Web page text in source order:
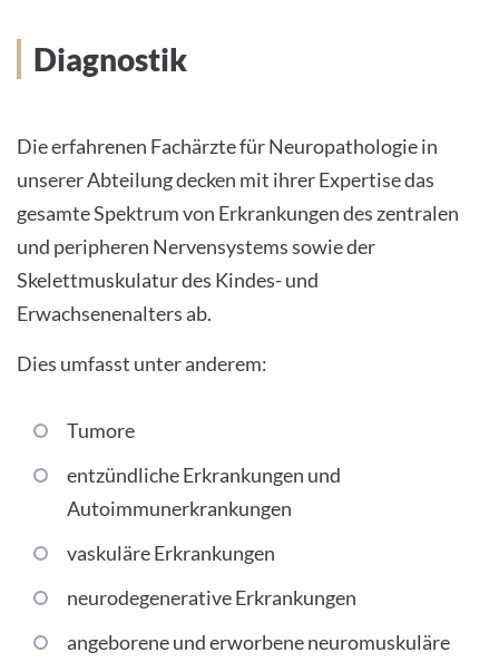
HOME
THE HOSPITAL
FACULTY OF MEDICINE
CONTACT
PRESS
Diagnostik
Die erfahrenen Fachärzte für Neuropathologie in
unserer Abteilung decken mit ihrer Expertise das
gesamte Spektrum von Erkrankungen des zentralen
und peripheren Nervensystems sowie der
Skelettmuskulatur des Kindes- und
Erwachsenenalters ab.
Dies umfasst unter anderem:
Tumore
entzündliche Erkrankungen und
Autoimmunerkrankungen
vaskuläre Erkrankungen
neurodegenerative Erkrankungen
angeborene und erworbene neuromuskuläre